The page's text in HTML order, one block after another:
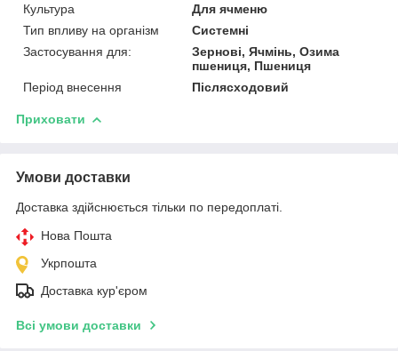
Культура
Для ячменю
Тип впливу на організм
Системні
Застосування для:
Зернові, Ячмінь, Озима
пшениця, Пшениця
Період внесення
Післясходовий
Приховати
Умови доставки
Доставка здійснюється тільки по передоплаті.
Нова Пошта
Укрпошта
Доставка кур'єром
Всі умови доставки